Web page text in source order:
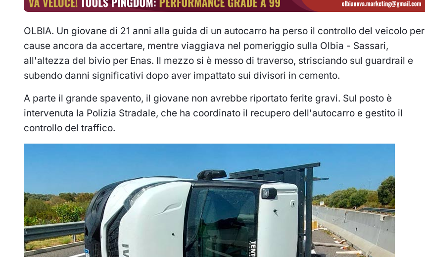
OLBIA. Un giovane di 21 anni alla guida di un autocarro ha perso il controllo del veicolo per
cause ancora da accertare, mentre viaggiava nel pomeriggio sulla Olbia - Sassari,
all'altezza del bivio per Enas. Il mezzo si è messo di traverso, strisciando sul guardrail e
subendo danni significativi dopo aver impattato sui divisori in cemento.
A parte il grande spavento, il giovane non avrebbe riportato ferite gravi. Sul posto è
intervenuta la Polizia Stradale, che ha coordinato il recupero dell'autocarro e gestito il
controllo del traffico.